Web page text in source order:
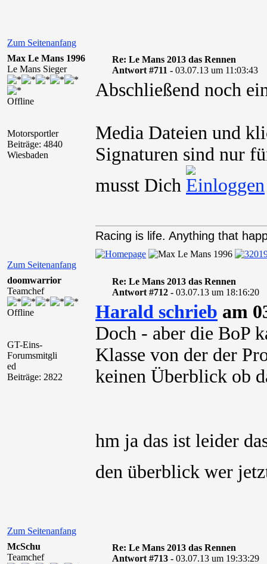
Zum Seitenanfang
Max Le Mans 1996
Le Mans Sieger
Offline
Motorsportler
Beiträge: 4840
Wiesbaden
Re: Le Mans 2013 das Rennen
Antwort #711 - 03.07.13 um 11:03:43
Abschließend noch
Media Dateien und
Signaturen sind nur
musst Dich
Zum Seitenanfang
Racing is life. Anything that
doomwarrior
Teamchef
Offline
GT-Eins-
Forumsmitgli
ed
Beiträge: 2822
Re: Le Mans 2013 das Rennen
Antwort #712 - 03.07.13 um 18:16:20
Harald schrieb am
Doch - aber die BoP
Klasse von der der
keinen Überblick ob
hm ja das ist leider
den überblick wer
Zum Seitenanfang
McSchu
Teamchef
Re: Le Mans 2013 das Rennen
Antwort #713 - 03.07.13 um 19:33:29